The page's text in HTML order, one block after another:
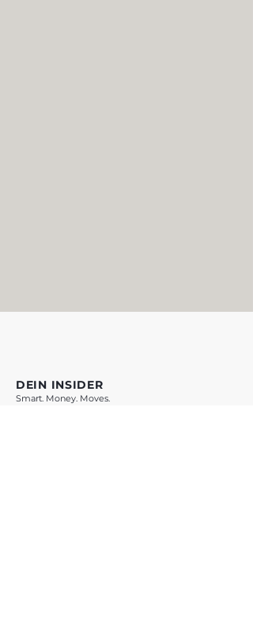
DEIN INSIDER
Smart. Money. Moves.